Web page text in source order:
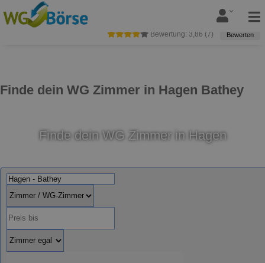
Finde dein WG Zimmer in Hagen Bathey
Bewertung: 3,86 ( 7) Bewerten
Finde dein WG Zimmer in Hagen